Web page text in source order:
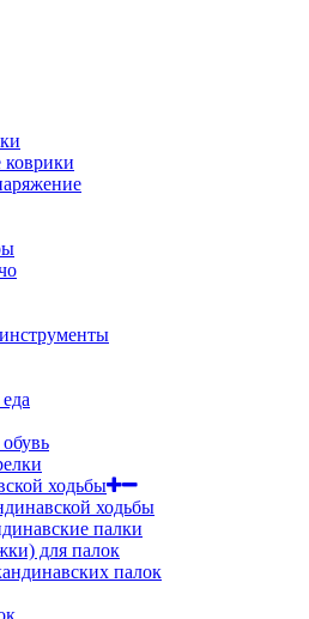
коврики
ходьбы
ходьбы
палки
для палок
палок